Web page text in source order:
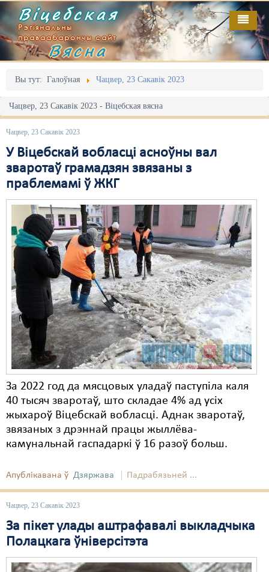
Віцебская
Рэгіянальны
праваабарончы сайт
Вясна
Вы тут: Галоўная Чацвер, 23 Сакавік 2023
Чацвер, 23 Сакавік 2023 - Віцебская вясна
Чацвер, 23 Сакавік 2023
У Віцебскай вобласці асноўны вал
зваротаў грамадзян звязаны з
праблемамі ў ЖКГ
За 2022 год да мясцовых уладаў паступіла каля
40 тысяч зваротаў, што складае 4% ад усіх
жыхароў Віцебскай вобласці. Аднак зваротаў,
звязаных з дрэннай працы жыллёва-
камунальнай гаспадаркі ў 16 разоў больш.
Апублікавана ў Дзяржава Падрабязьней ...
Чацвер, 23 Сакавік 2023
За пікет улады аштрафавалі выкладчыка
Полацкага ўніверсітэта
Галоўная
Адміністрацыйны перасьлед
Акцыі
Выбары
Грамадзянскія ініцыятывы
Дзяржава
Дыскрымінацыя
Затрыманьні
Карная псыхіятрыя
КПЧ ААН
Культурныя правы
ЛПП
Мігранты
Мірныя сходы
Палітвязьні
Праваабаронцы
Распальваньне варожасьці
Рознае
Свабода слова
Выданьні
Відэа
Пра нас
RSS